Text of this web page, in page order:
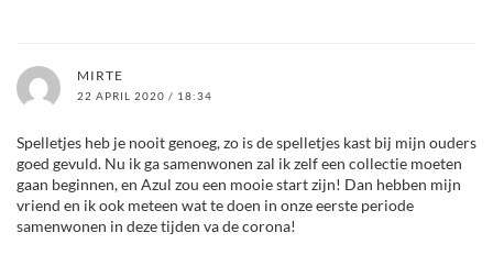
MIRTE
22 APRIL 2020 / 18:34
Spelletjes heb je nooit genoeg, zo is de spelletjes kast bij mijn ouders
goed gevuld. Nu ik ga samenwonen zal ik zelf een collectie moeten
gaan beginnen, en Azul zou een mooie start zijn! Dan hebben mijn
vriend en ik ook meteen wat te doen in onze eerste periode
samenwonen in deze tijden va de corona!